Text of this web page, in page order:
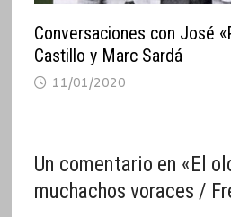
Conversaciones con José
Castillo y Marc Sardá
11/01/2020
Un comentario en «El
muchachos voraces /